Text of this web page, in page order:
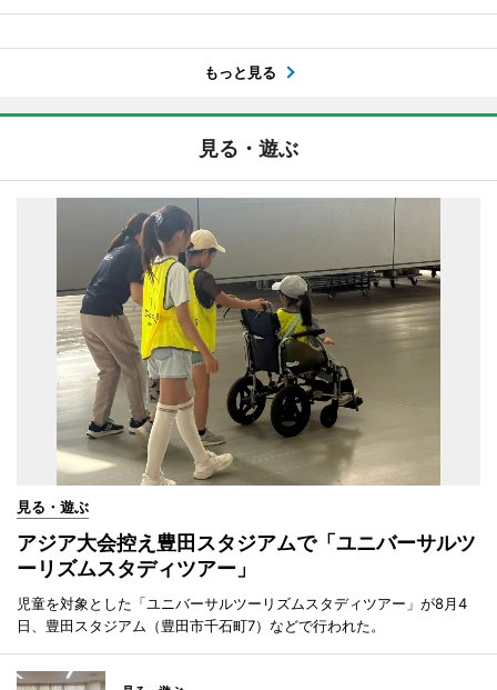
もっと見る
見る・遊ぶ
見る・遊ぶ
アジア大会控え豊田スタジアムで「ユニバーサルツ
ーリズムスタディツアー」
児童を対象とした「ユニバーサルツーリズムスタディツアー」が8月4
日、豊田スタジアム（豊田市千石町7）などで行われた。